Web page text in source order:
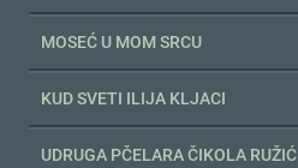
MOSEĆ U MOM SRCU
KUD SVETI ILIJA KLJACI
UDRUGA PČELARA ČIKOLA RUŽIĆ